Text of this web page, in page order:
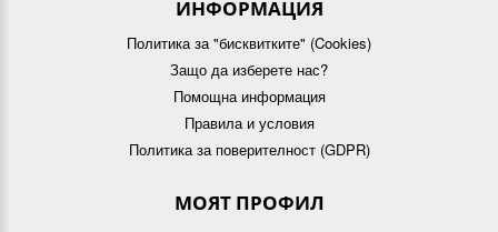
ИНФОРМАЦИЯ
Политика за "бисквитките" (Cookies)
Защо да изберете нас?
Помощна информация
Правила и условия
Политика за поверителност (GDPR)
МОЯТ ПРОФИЛ